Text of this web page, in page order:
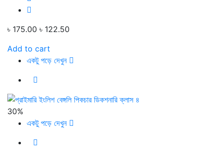
৳ 175.00 ৳ 122.50
Add to cart
একটু পড়ে দেখুন
30%
একটু পড়ে দেখুন